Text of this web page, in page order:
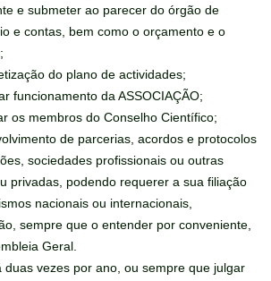
e submeter ao parecer do órgão de
e contas, bem como o orçamento e o
do plano de actividades;
funcionamento da ASSOCIAÇÃO;
os membros do Conselho Científico;
de parcerias, acordos e protocolos
sociedades profissionais ou outras
privadas, podendo requerer a sua filiação
nacionais ou internacionais,
sempre que o entender por conveniente,
Geral.
duas vezes por ano, ou sempre que julgar